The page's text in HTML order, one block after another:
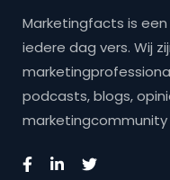
Marketingfacts is
iedere dag vers. Wij
podcasts, blogs,
marketingcommunity